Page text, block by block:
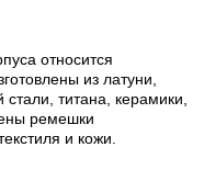
относится
из латуни,
титана, керамики,
ремешки
и кожи.